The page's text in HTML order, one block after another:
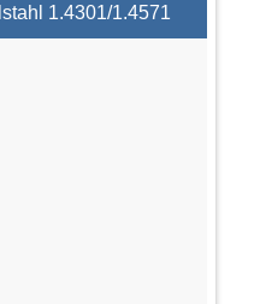
1.4301/1.4571